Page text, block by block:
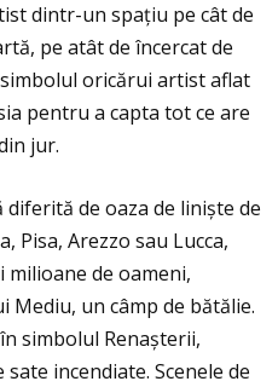
dintr-un spaţiu pe cât de
pe atât de încercat de
oricărui artist aflat
pentru a capta tot ce are
jur.
de oaza de liniște de
Pisa, Arezzo sau Lucca,
milioane de oameni,
Mediu, un câmp de bătălie.
simbolul Renașterii,
incendiate. Scenele de